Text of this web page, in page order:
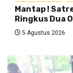
Mantap !
Ringkus Dua
5 Agustus 2026